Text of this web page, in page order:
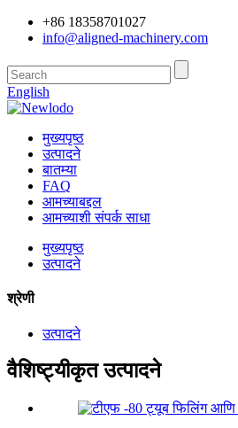
+86 18358701027
info@aligned-machinery.com
English
मुख्यपृष्ठ
उत्पादने
बातम्या
FAQ
आमच्याबद्दल
आमच्याशी संपर्क साधा
मुख्यपृष्ठ
उत्पादने
श्रेणी
उत्पादने
वैशिष्ट्यीकृत उत्पादने